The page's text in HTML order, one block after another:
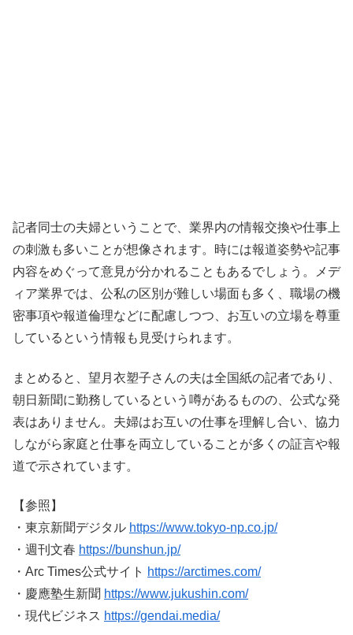
記者同士の夫婦ということで、業界内の情報交換や仕事上
の刺激も多いことが想像されます。時には報道姿勢や記事
内容をめぐって意見が分かれることもあるでしょう。メデ
ィア業界では、公私の区別が難しい場面も多く、職場の機
密事項や報道倫理などに配慮しつつ、お互いの立場を尊重
しているという情報も見受けられます。
まとめると、望月衣塑子さんの夫は全国紙の記者であり、
朝日新聞に勤務しているという噂があるものの、公式な発
表はありません。夫婦はお互いの仕事を理解し合い、協力
しながら家庭と仕事を両立していることが多くの証言や報
道で示されています。
【参照】
・東京新聞デジタル https://www.tokyo-np.co.jp/
・週刊文春 https://bunshun.jp/
・Arc Times公式サイト https://arctimes.com/
・慶應塾生新聞 https://www.jukushin.com/
・現代ビジネス https://gendai.media/